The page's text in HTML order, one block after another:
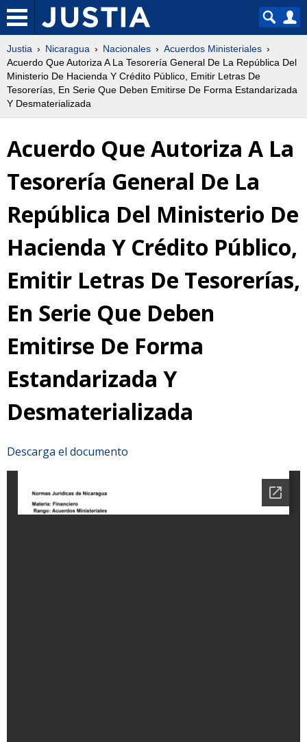
Justia Nicaragua Nacionales
Acuerdos Ministeriales
Acuerdo Que Autoriza A La Tesorería General De La República Del
Ministerio De Hacienda Y Crédito Público, Emitir Letras De
Tesorerías, En Serie Que Deben Emitirse De Forma Estandarizada
Y Desmaterializada
Acuerdo Que Autoriza A La
Tesorería General De La
República Del Ministerio De
Hacienda Y Crédito Público,
Emitir Letras De Tesorerías,
En Serie Que Deben
Emitirse De Forma
Estandarizada Y
Desmaterializada
Descarga el documento